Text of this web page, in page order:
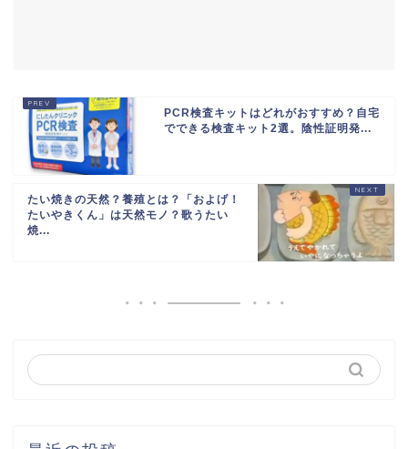
PCR検査キットはどれがおすすめ？自宅
でできる検査キット2選。陰性証明発...
たい焼きの天然？養殖とは？「およげ！
たいやきくん」は天然モノ？歌うたい
焼...